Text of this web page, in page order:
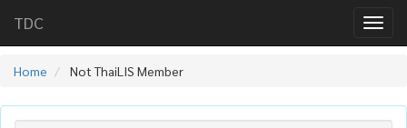
TDC
Home Not ThaiLIS Member